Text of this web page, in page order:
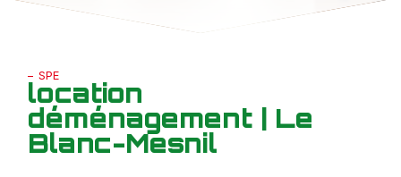
SPE
location
déménagement | Le
Blanc-Mesnil